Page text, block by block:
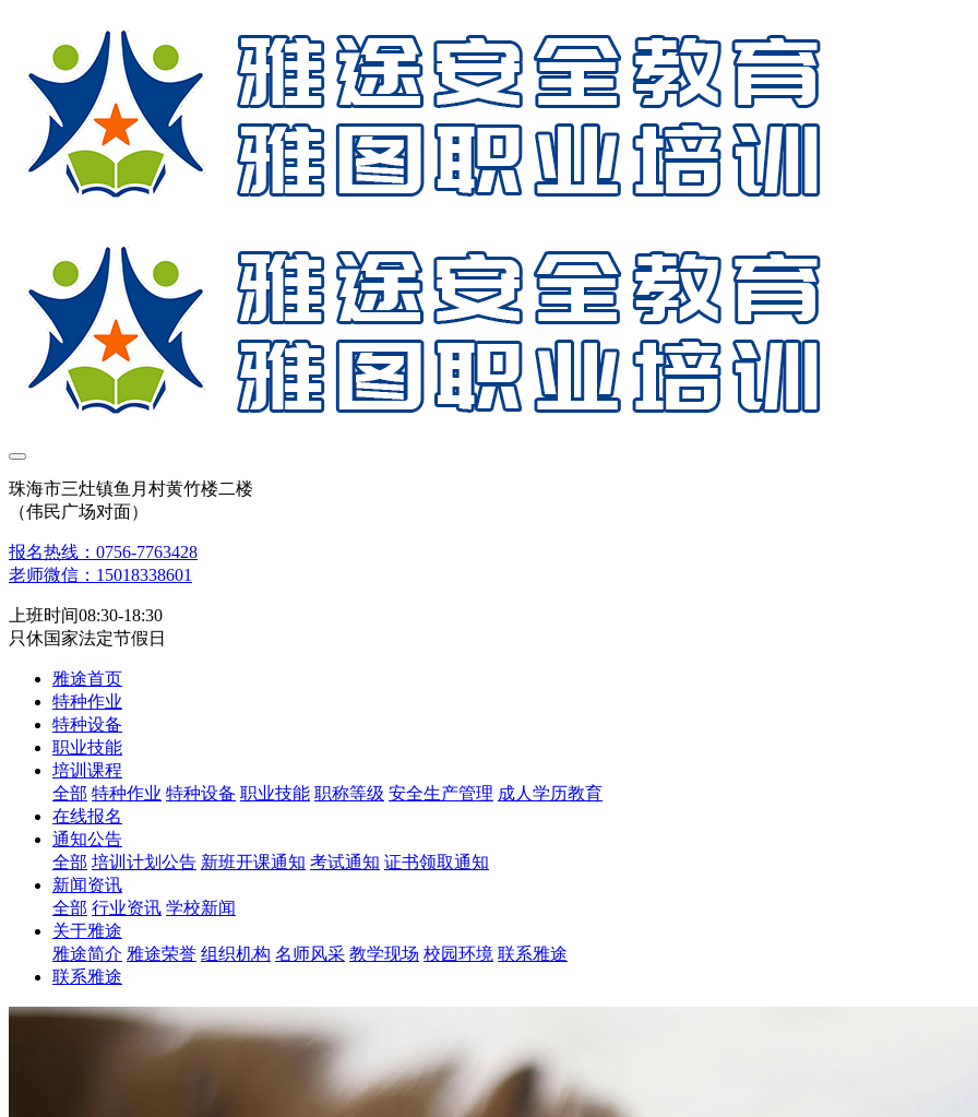
珠海市三灶镇鱼月村黄竹楼二楼
（伟民广场对面）
报名热线：0756-7763428
老师微信：15018338601
上班时间08:30-18:30
只休国家法定节假日
雅途首页
特种作业
特种设备
职业技能
培训课程
全部 特种作业 特种设备 职业技能 职称等级 安全生产管理 成人学历教育
在线报名
通知公告
全部 培训计划公告 新班开课通知 考试通知 证书领取通知
新闻资讯
全部 行业资讯 学校新闻
关于雅途
雅途简介 雅途荣誉 组织机构 名师风采 教学现场 校园环境 联系雅途
联系雅途